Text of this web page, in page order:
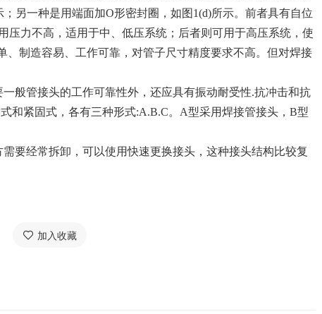
另一种是用端面加O形密封圈，如图1(d)所示。前者具有自位
压力不高，适用于中、低压系统；后者则可用于高压系统，使
、制造容易、工作可靠，对管子尺寸精度要求不高。但对焊接
管接头的工作可靠性外，还应具有振动耐受性.抗冲击和抗
和紧固式，各有三种形式:A.B.C。A型采用焊接管接头，B型
经常拆卸，可以使用快速更换接头，这种接头结构比较复
加入收藏